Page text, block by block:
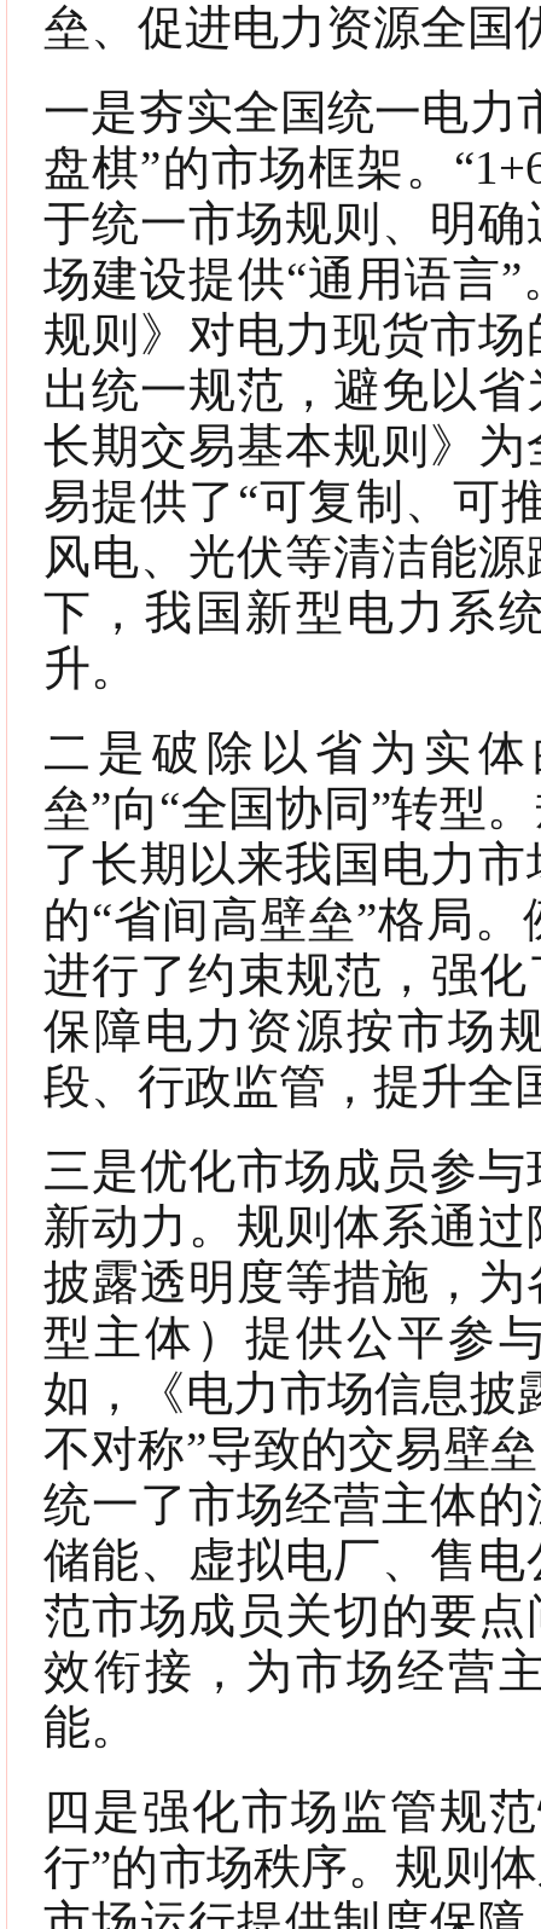
垒、促进电力资源全国
一是夯实全国统一电力
盘棋”的市场框架。
于统一市场规则、明
场建设提供“通用语言
规则》对电力现货市
出统一规范，避免以
长期交易基本规则》
易提供了“可复制、可
风电、光伏等清洁能
下，我国新型电力系
升。
二是破除以省为实
垒”向“全国协同”转型
了长期以来我国电力
的“省间高壁垒”格局
进行了约束规范，强
保障电力资源按市场
段、行政监管，提升全
三是优化市场成员参
新动力。规则体系通
披露透明度等措施，
型主体）提供公平参
如，《电力市场信息披
不对称”导致的交易壁
统一了市场经营主体
储能、虚拟电厂、售
范市场成员关切的要
效衔接，为市场经营
能。
四是强化市场监管规
行”的市场秩序。规则